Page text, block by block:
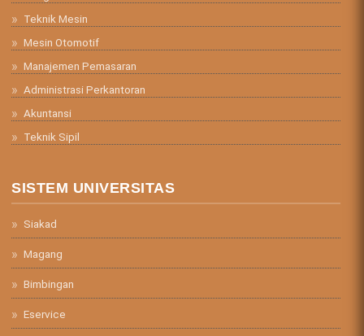
Teknik Mesin
Mesin Otomotif
Manajemen Pemasaran
Administrasi Perkantoran
Akuntansi
Teknik Sipil
SISTEM UNIVERSITAS
Siakad
Magang
Bimbingan
Eservice